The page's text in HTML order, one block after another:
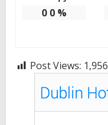
0 0 %
Post Views: 1,956